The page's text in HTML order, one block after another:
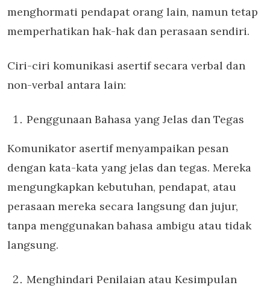
menghormati pendapat orang lain, namun tetap
memperhatikan hak-hak dan perasaan sendiri.
Ciri-ciri komunikasi asertif secara verbal dan
non-verbal antara lain:
Penggunaan Bahasa yang Jelas dan Tegas
Komunikator asertif menyampaikan pesan
dengan kata-kata yang jelas dan tegas. Mereka
mengungkapkan kebutuhan, pendapat, atau
perasaan mereka secara langsung dan jujur,
tanpa menggunakan bahasa ambigu atau tidak
langsung.
Menghindari Penilaian atau Kesimpulan